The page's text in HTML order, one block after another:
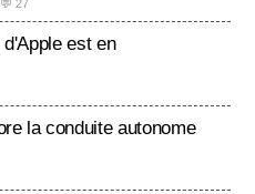
💬 27
est en
la conduite autonome